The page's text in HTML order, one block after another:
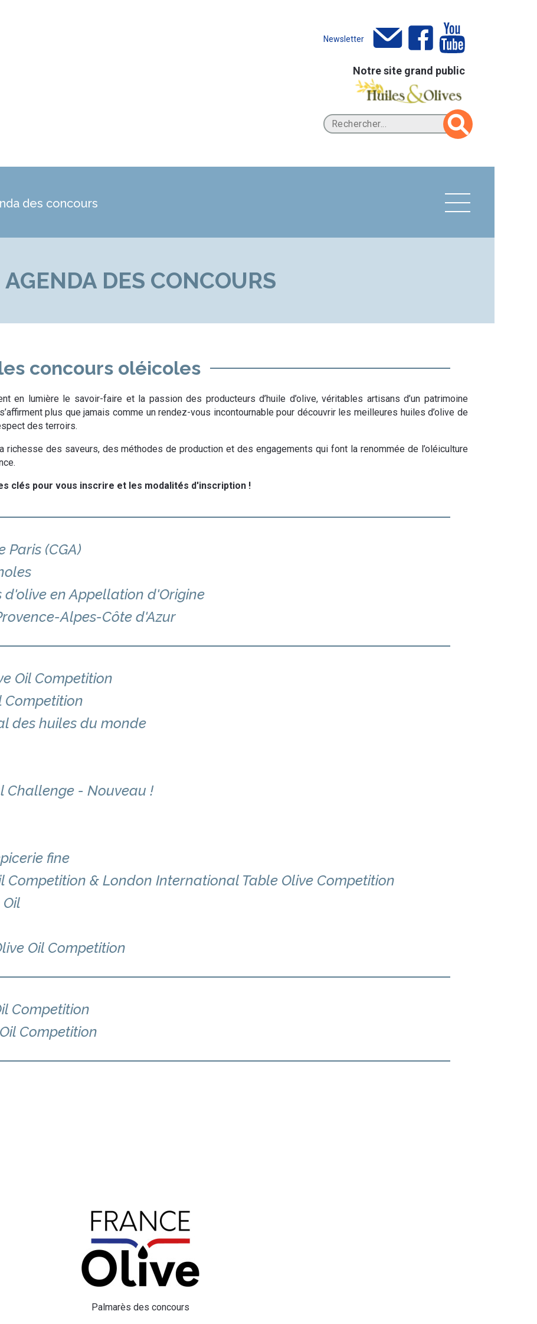
Newsletter
Notre site grand public
des concours
AGENDA DES CONCOURS
concours oléicoles
en lumière le savoir-faire et la passion des producteurs d’huile d’olive, véritables artisans d’un patrimoine
plus que jamais comme un rendez-vous incontournable pour découvrir les meilleures huiles d’olive de
des terroirs.
richesse des saveurs, des méthodes de production et desengagements qui font la renommée de l’oléiculture
clés pour vous inscrire et les modalités d'inscription !
Paris (CGA)
en Appellation d'Origine
Alpes-Côte d'Azur
Oil Competition
Competition
des huiles du monde
Challenge - Nouveau !
fine
Competition & London International Table Olive Competition
Oil Competition
Competition
Competition
Palmarès des concours